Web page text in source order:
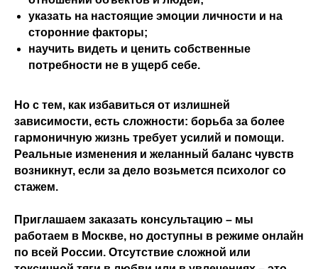
указать на настоящие эмоции личности и на
сторонние факторы;
научить видеть и ценить собственные
потребности не в ущерб себе.
Но с тем, как избавиться от излишней
зависимости, есть сложности: борьба за более
гармоничную жизнь требует усилий и помощи.
Реальные изменения и желанный баланс чувств
возникнут, если за дело возьмется психолог со
стажем.
Приглашаем заказать консультацию – мы
работаем в Москве, но доступны в режиме онлайн
по всей России. Отсутствие сложной или